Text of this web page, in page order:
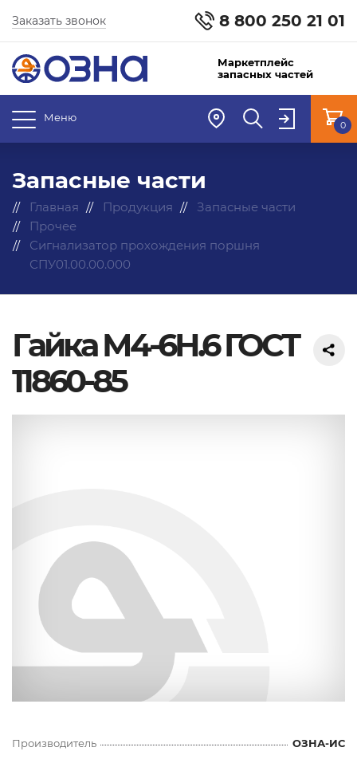
8 800 250 21 01
Заказать звонок
Маркетплейс
запасных частей
Меню
0
Запасные части
Главная Продукция
Запасные части
Прочее
Сигнализатор прохождения поршня
СПУ01.00.00.000
Гайка М4-6Н.6 ГОСТ
11860-85
Производитель
ОЗНА-ИС